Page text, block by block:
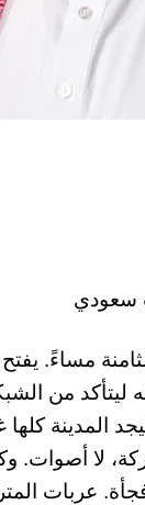
سعودي
مساءً. يفتح
ليتأكد من
المدينة
لا أصوات.
عربات